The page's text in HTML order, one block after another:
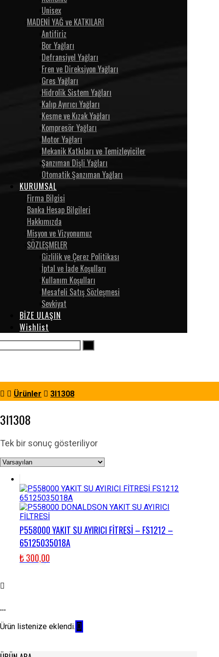
Unisex
MADENİ YAĞ ve KATKILARI
Antifiriz
Bor Yağları
Defransiyel Yağları
Fren ve Direksiyon Yağları
Gres Yağları
Hidrolik Sistem Yağları
Kalıp Ayırıcı Yağları
Kesme ve Kızak Yağları
Kompresör Yağları
Motor Yağları
Mekanik Katkıları ve Temizleyiciler
Şanzıman Dişli Yağları
Otomatik Şanzıman Yağları
KURUMSAL
Firma Bilgisi
Banka Hesap Bilgileri
Hakkımızda
Misyon ve Vizyonumuz
SÖZLEŞMELER
Gizlilik ve Çerez Politikası
İptal ve İade Koşulları
Kullanım Koşulları
Mesafeli Satış Sözleşmesi
Sevkiyat
BİZE ULAŞIN
Wishlist
Ürünler 3I1308
3I1308
Tek bir sonuç gösteriliyor
P558000 YAKIT SU AYIRICI FİTRESİ – FS1212 –
65125035018A
₺300,00
...
Ürün listenize eklendi.